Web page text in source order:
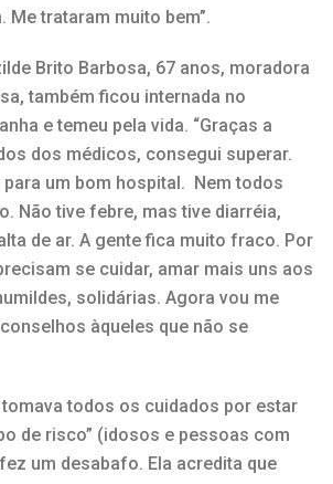
Me trataram muito bem”.
Brito Barbosa, 67 anos, moradora
também ficou internada no
e temeu pela vida. “Graças a
dos médicos, consegui superar.
um bom hospital. Nem todos
Não tive febre, mas tive diarréia,
de ar. A gente fica muito fraco. Por
se cuidar, amar mais uns aos
solidárias. Agora vou me
àqueles que não se
todos os cuidados por estar
de risco” (idosos e pessoas com
um desabafo. Ela acredita que